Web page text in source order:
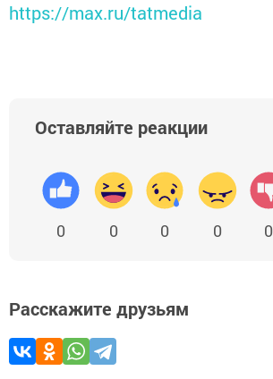
https://max.ru/tatmedia
Оставляйте реакции
0 0 0 0 0
Расскажите друзьям